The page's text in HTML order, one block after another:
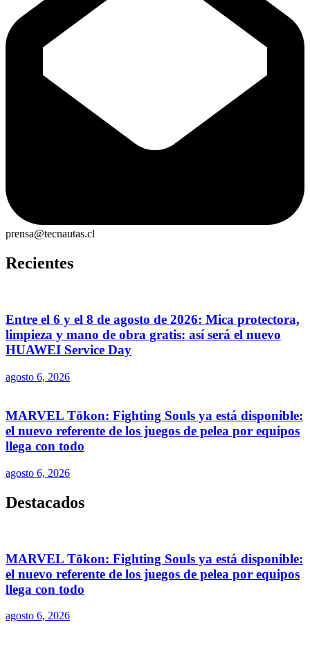
prensa@tecnautas.cl
Recientes
Entre el 6 y el 8 de agosto de 2026: Mica protectora,
limpieza y mano de obra gratis: así será el nuevo
HUAWEI Service Day
agosto 6, 2026
MARVEL Tōkon: Fighting Souls ya está disponible:
el nuevo referente de los juegos de pelea por equipos
llega con todo
agosto 6, 2026
Destacados
MARVEL Tōkon: Fighting Souls ya está disponible:
el nuevo referente de los juegos de pelea por equipos
llega con todo
agosto 6, 2026